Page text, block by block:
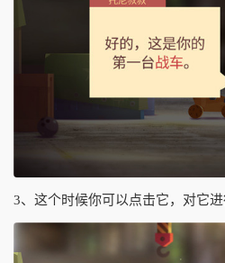
3、这个时候你可以点击它，对它进